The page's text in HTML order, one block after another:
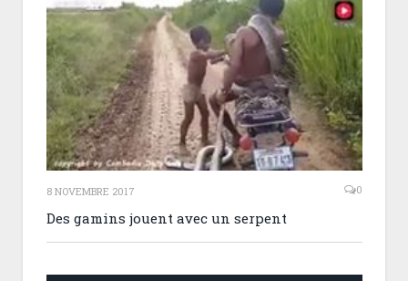
8 NOVEMBRE 2017 0
Des gamins jouent avec un serpent